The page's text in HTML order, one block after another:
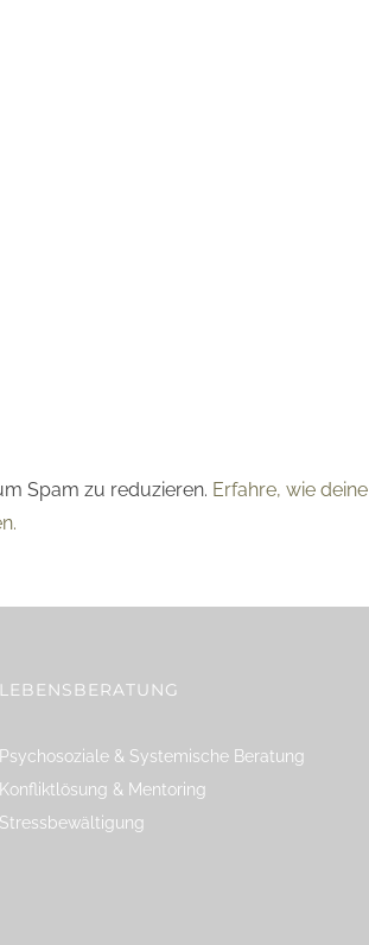
Spam zu reduzieren. Erfahre, wie deine
LEBENSBERATUNG
Psychosoziale & Systemische Beratung
Konfliktlösung & Mentoring
Stressbewältigung